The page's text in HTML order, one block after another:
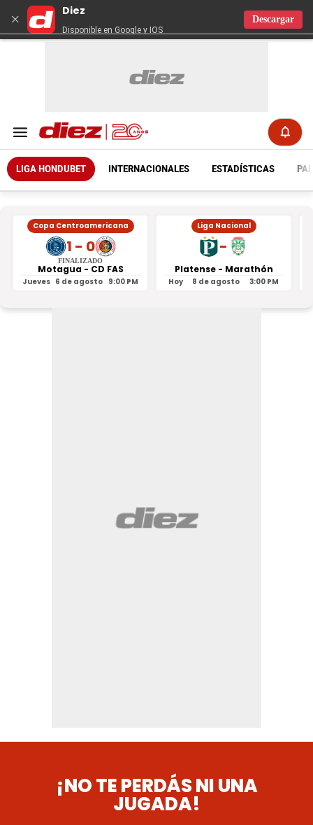
×
Diez
Disponible en Google y IOS
Descargar
LIGA HONDUBET INTERNACIONALES ESTADÍSTICAS
Copa Centroamericana
1 - 0
FINALIZADO
Motagua - CD FAS
Jueves 6 de agosto 9:00 PM
Liga Nacional
-
Platense - Marathón
Hoy 8 de agosto 3:00 PM
¡NO TE PERDÁS NI UNA
JUGADA!